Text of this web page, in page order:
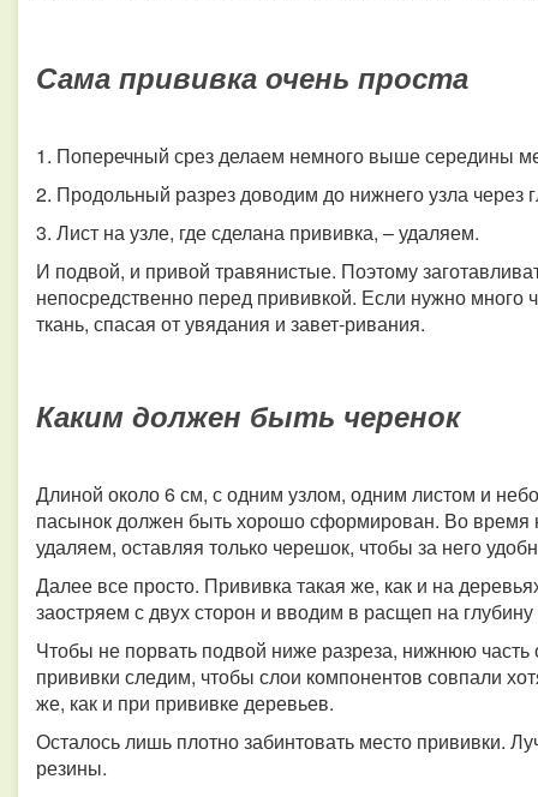
Сама прививка очень проста
1. Поперечный срез делаем немного выше середины
2. Продольный разрез доводим до нижнего узла через
3. Лист на узле, где сделана прививка, – удаляем.
И подвой, и привой травянистые. Поэтому
непосредственно перед прививкой. Если нужно много
ткань, спасая от увядания и завет-ривания.
Каким должен быть черенок
Длиной около 6 см, с одним узлом, одним листом и
пасынок должен быть хорошо сформирован. Во время
удаляем, оставляя только черешок, чтобы за него
Далее все просто. Прививка такая же, как и на
заостряем с двух сторон и вводим в расщеп на
Чтобы не порвать подвой ниже разреза, нижнюю
прививки следим, чтобы слои компонентов совпали
же, как и при прививке деревьев.
Осталось лишь плотно забинтовать место прививки.
резины.